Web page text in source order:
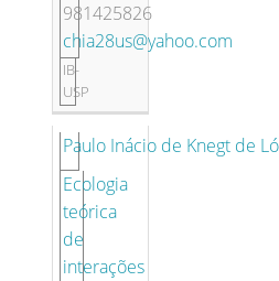
981425826
chia28us@yahoo.com
IB-
USP
Paulo Inácio de Knegt de
Ecologia
teórica
de
interações